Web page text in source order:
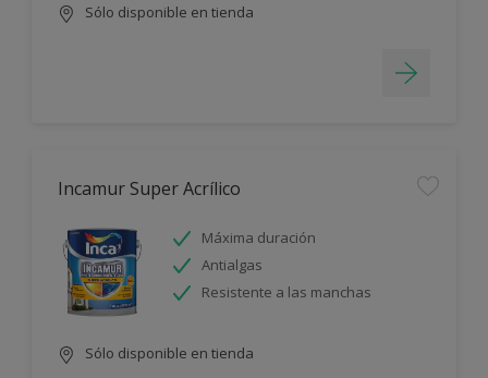
Sólo disponible en tienda
Incamur Super Acrílico
Máxima duración
Antialgas
Resistente a las manchas
Sólo disponible en tienda